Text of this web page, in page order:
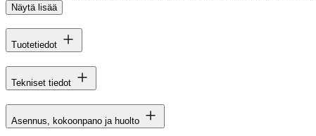
Näytä lisää
Tuotetiedot
Tekniset tiedot
Asennus, kokoonpano ja huolto